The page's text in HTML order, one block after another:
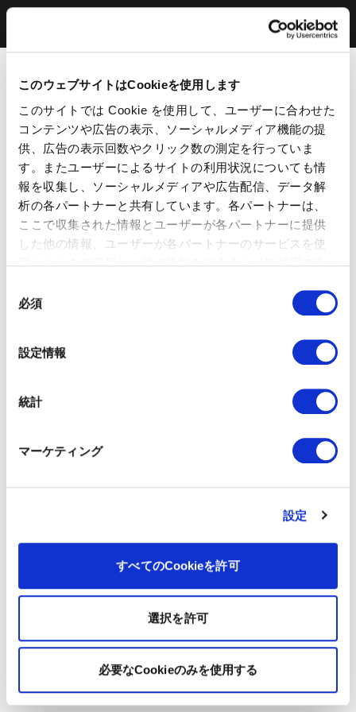
このウェブサイトはCookieを使用します
このサイトでは Cookie を使用して、ユーザーに合わせた
コンテンツや広告の表示、ソーシャルメディア機能の提
供、広告の表示回数やクリック数の測定を行っていま
す。またユーザーによるサイトの利用状況についても情
報を収集し、ソーシャルメディアや広告配信、データ解
析の各パートナーと共有しています。各パートナーは、
ここで収集された情報とユーザーが各パートナーに提供
した他の情報、ユーザーが各パートナーのサービスを使
ッキーに同意したことになります。
必須
設定情報
統計
マーケティング
設定
すべてのCookieを許可
選択を許可
必要なCookieのみを使用する